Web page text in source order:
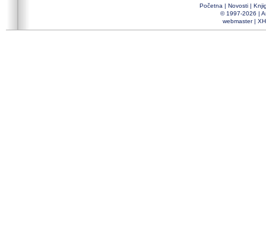
Početna | Novosti |
© 1997-2026 |
webmaster|